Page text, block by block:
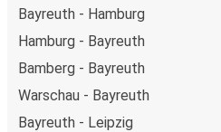
Bayreuth - Hamburg
Hamburg - Bayreuth
Bamberg - Bayreuth
Warschau - Bayreuth
Bayreuth - Leipzig